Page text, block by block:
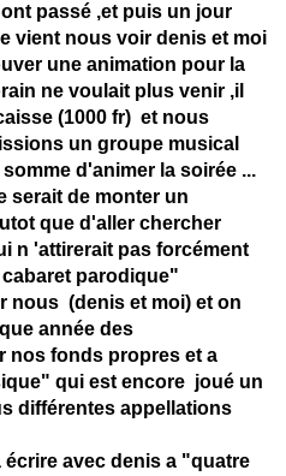
passé ,et puis un jour
vient nous voir denis et moi
une animation pour la
ne voulait plus venir ,il
(1000 fr) et nous
un groupe musical
d'animer la soirée ...
serait de monter un
que d'aller chercher
n 'attirerait pas forcément
parodique"
nous (denis et moi) et on
année des
nos fonds propres et a
qui est encore joué un
différentes appellations
avec denis a "quatre